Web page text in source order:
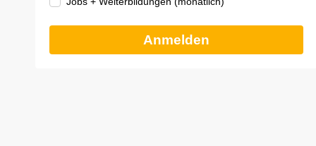
Anmelden